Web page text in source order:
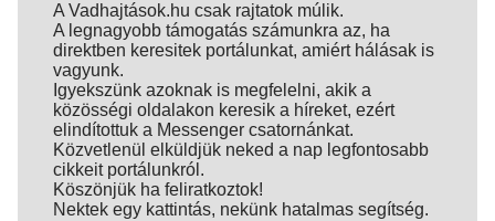
A Vadhajtások.hu csak rajtatok múlik.
A legnagyobb támogatás számunkra az, ha
direktben keresitek portálunkat, amiért hálásak is
vagyunk.
Igyekszünk azoknak is megfelelni, akik a
közösségi oldalakon keresik a híreket, ezért
elindítottuk a Messenger csatornánkat.
Közvetlenül elküldjük neked a nap legfontosabb
cikkeit portálunkról.
Köszönjük ha feliratkoztok!
Nektek egy kattintás, nekünk hatalmas segítség.